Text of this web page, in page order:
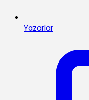
Yazarlar